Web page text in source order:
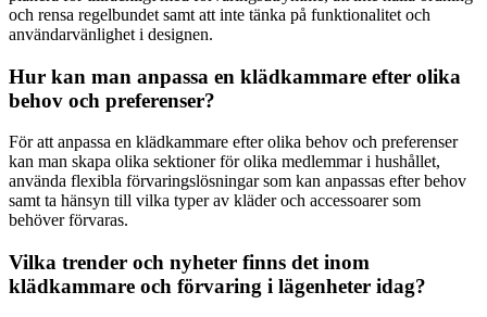
och rensa regelbundet samt att inte tänka på funktionalitet och
användarvänlighet i designen.
Hur kan man anpassa en klädkammare efter olika
behov och preferenser?
För att anpassa en klädkammare efter olika behov och preferenser
kan man skapa olika sektioner för olika medlemmar i hushållet,
använda flexibla förvaringslösningar som kan anpassas efter behov
samt ta hänsyn till vilka typer av kläder och accessoarer som
behöver förvaras.
Vilka trender och nyheter finns det inom
klädkammare och förvaring i lägenheter idag?